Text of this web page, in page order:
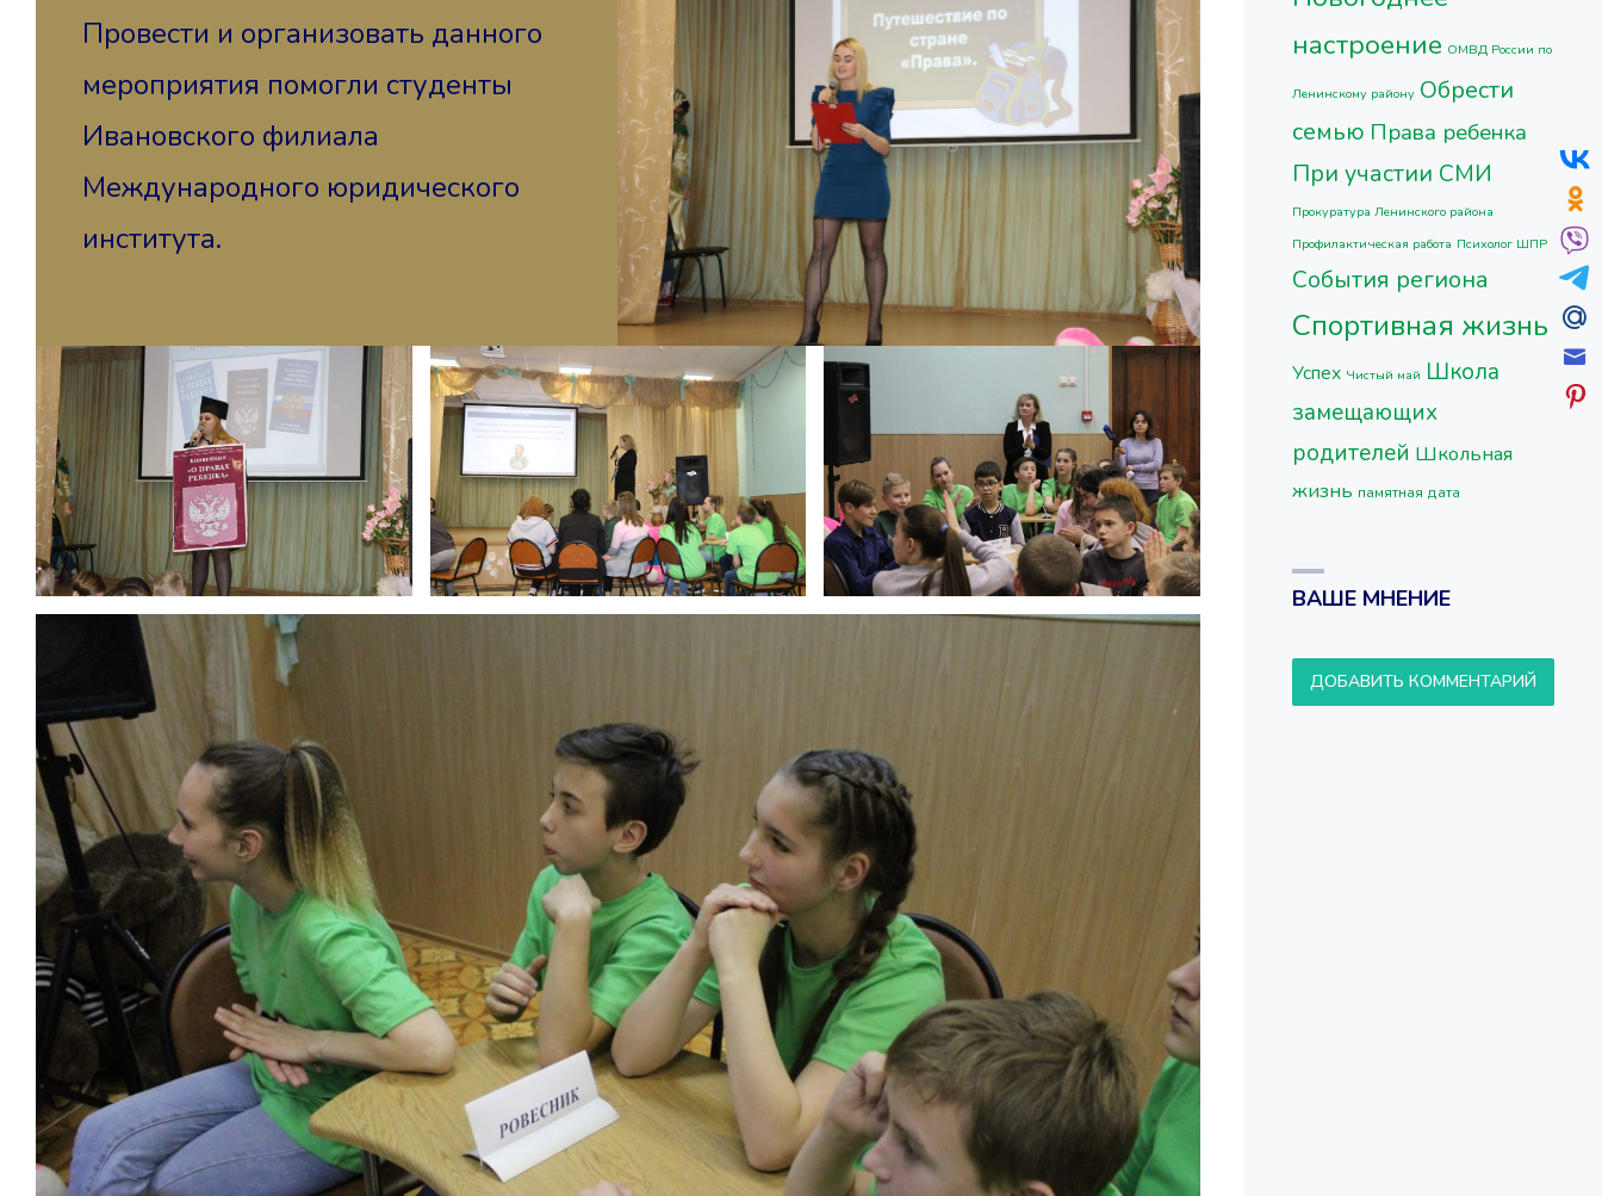
Провести и организовать данного
мероприятия помогли студенты
Ивановского филиала
Международного юридического
института.
настроение ОМВД России по
Ленинскому району Обрести
семью Права ребенка
При участии СМИ
Прокуратура Ленинского района
Профилактическая работа Психолог ШПР
События региона
Спортивная жизнь
Успех Чистый май Школа
замещающих
родителей Школьная
жизнь памятная дата
ВАШЕ МНЕНИЕ
ДОБАВИТЬ КОММЕНТАРИЙ